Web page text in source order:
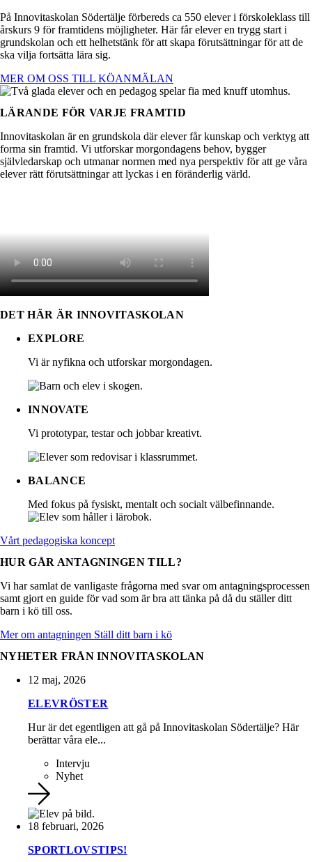
På Innovitaskolan Södertälje förbereds ca 550 elever i förskoleklass till
årskurs 9 för framtidens möjligheter. Här får elever en trygg start i
grundskolan och ett helhetstänk för att skapa förutsättningar för att de
ska vilja fortsätta lära sig.
MER OM OSS TILL KÖANMÄLAN
LÄRANDE FÖR VARJE FRAMTID
Innovitaskolan är en grundskola därelever får kunskap och verktyg att
forma sin framtid. Vi utforskar morgondagens behov, bygger
självledarskap och utmanar normen med nya perspektiv för att ge våra
elever rätt förutsättningar att lyckas i en föränderlig värld.
DET HÄR ÄR INNOVITA­SKOLAN
EXPLORE
Vi är nyfikna och utforskar morgondagen.
INNOVATE
Vi prototypar, testar och jobbar kreativt.
BALANCE
Med fokus på fysiskt, mentalt och socialt välbefinnande.
Vårt pedagogiska koncept
HUR GÅR ANTAGNINGEN TILL?
Vi har samlat de vanligaste frågorna med svar om antagningsprocessen
samt gjort en guide för vad som är bra att tänka på då du ställer ditt
barn i kö till oss.
Mer om antagningen Ställ ditt barn i kö
NYHETER FRÅN INNOVITA­SKOLAN
12 maj, 2026
ELEVRÖSTER
Hur är det egentligen att gå på Innovitaskolan Södertälje? Här
berättar våra ele...
Intervju
Nyhet
18 februari, 2026
SPORTLOVSTIPS!